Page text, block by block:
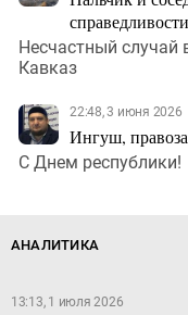
справедливости
Несчастный случай
Кавказ
22:48, 3 июня 2026
Ингуш,
С Днем республики!
АНАЛИТИКА
13:13, 1 июля 2026